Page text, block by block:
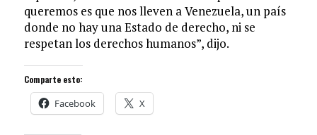
queremos es que nos lleven a Venezuela, un país
donde no hay una Estado de derecho, ni se
respetan los derechos humanos”, dijo.
Comparte esto:
Facebook X